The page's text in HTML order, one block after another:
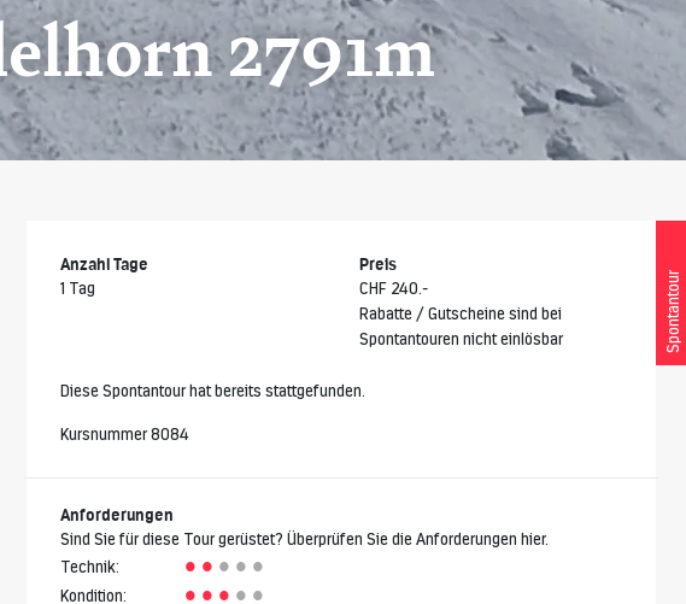
2791m
Spontantour
Anzahl Tage
1 Tag
Preis
CHF 240.-
Rabatte / Gutscheine sind bei
Spontantouren nicht einlösbar
Diese Spontantour hat bereits stattgefunden.
Kursnummer 8084
Anforderungen
Sind Sie für diese Tour gerüstet? Überprüfen Sie die Anforderungen hier.
Technik:
Kondition: